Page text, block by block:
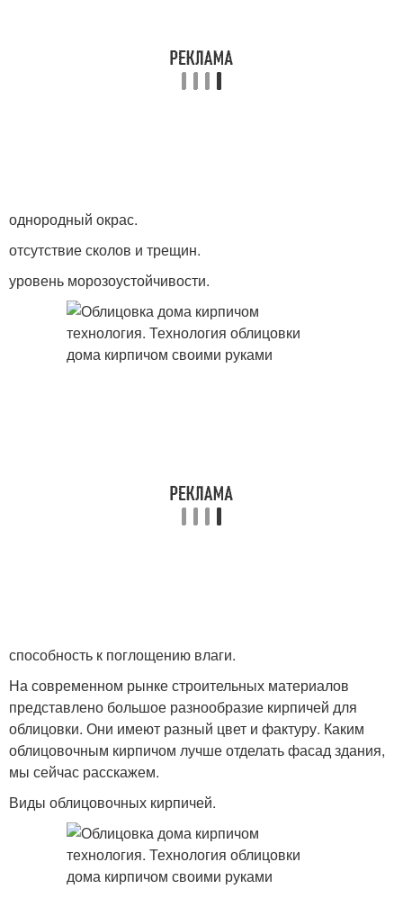
однородный окрас.
отсутствие сколов и трещин.
уровень морозоустойчивости.
способность к поглощению влаги.
На современном рынке строительных материалов
представлено большое разнообразие кирпичей для
облицовки. Они имеют разный цвет и фактуру. Каким
облицовочным кирпичом лучше отделать фасад здания,
мы сейчас расскажем.
Виды облицовочных кирпичей.